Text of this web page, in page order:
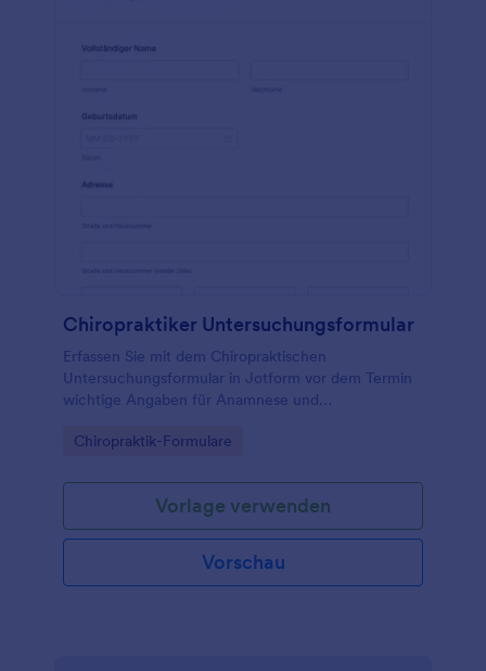
Chiropraktiker Untersuchungsformular
Erfassen Sie mit dem Chiropraktischen
Untersuchungsformular in Jotform vor dem Termin
wichtige Angaben für Anamnese und
Behandlungszentren.
Go to Category:
Chiropraktik-Formulare
Vorlage verwenden
Vorschau